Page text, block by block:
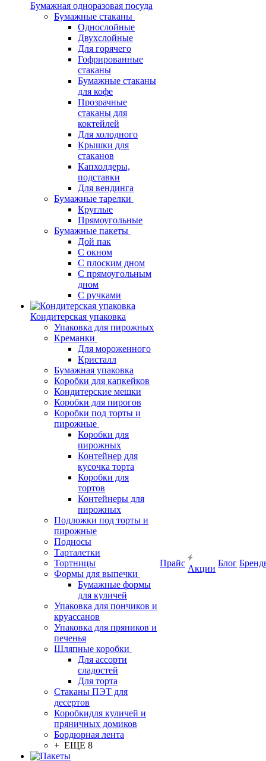
Бумажная одноразовая посуда
Бумажные стаканы
Однослойные
Двухслойные
Для горячего
Гофрированные
стаканы
Бумажные стаканы
для кофе
Прозрачные
стаканы для
коктейлей
Для холодного
Крышки для
стаканов
Капхолдеры,
подставки
Для вендинга
Бумажные тарелки
Круглые
Прямоугольные
Бумажные пакеты
Дой пак
С окном
С плоским дном
С прямоугольным
дном
С ручками
Кондитерская упаковка
Упаковка для пирожных
Креманки
Для мороженного
Кристалл
Бумажная упаковка
Коробки для капкейков
Кондитерские мешки
Коробки для пирогов
Коробки под торты и
пирожные
Коробки для
пирожных
Контейнер для
кусочка торта
Коробки для
тортов
Контейнеры для
пирожных
Подложки под торты и
пирожные
Подносы
Тарталетки
Тортницы
Формы для выпечки
Бумажные формы
для куличей
Упаковка для пончиков и
круассанов
Упаковка для пряников и
печенья
Шляпные коробки
Для ассорти
сладостей
Для торта
Стаканы ПЭТ для
десертов
Коробкидля куличей и
пряничных домиков
Бордюрная лента
+ ЕЩЕ 8
Прайс
Акции
Блог